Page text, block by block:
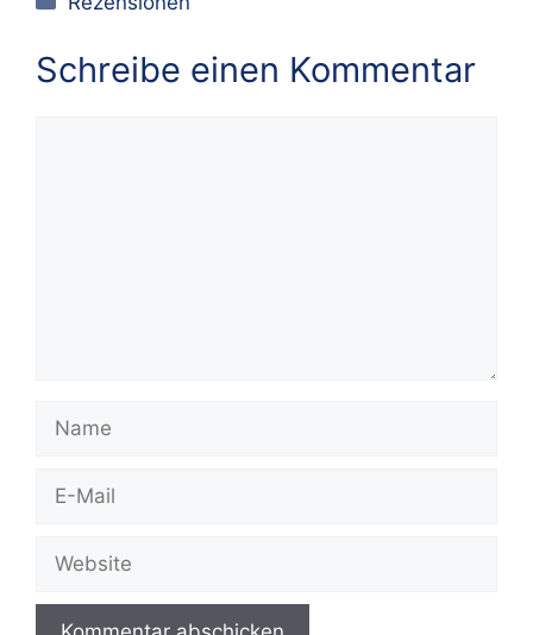
Schreibe einen Kommentar
Name
Website